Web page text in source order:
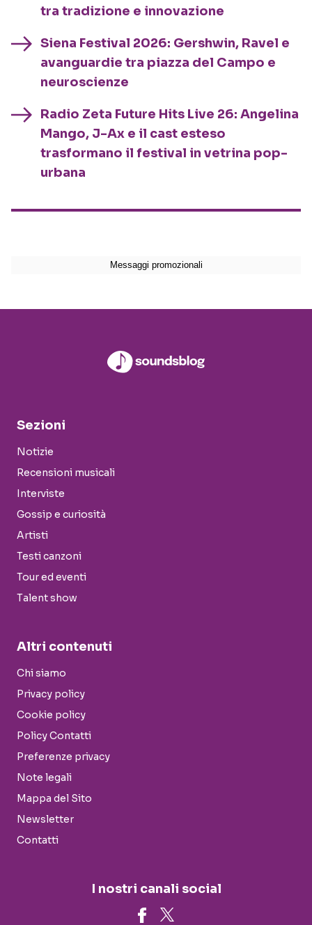
tra tradizione e innovazione
Siena Festival 2026: Gershwin, Ravel e
avanguardie tra piazza del Campo e
neuroscienze
Radio Zeta Future Hits Live 26: Angelina
Mango, J-Ax e il cast esteso
trasformano il festival in vetrina pop-
urbana
Sezioni
Notizie
Recensioni musicali
Interviste
Gossip e curiosità
Artisti
Testi canzoni
Tour ed eventi
Talent show
Altri contenuti
Chi siamo
Privacy policy
Cookie policy
Policy Contatti
Preferenze privacy
Note legali
Mappa del Sito
Newsletter
Contatti
I nostri canali social